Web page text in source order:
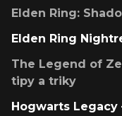
Elden Ring:
Elden Ring
The Legend of
tipy a triky
Hogwarts